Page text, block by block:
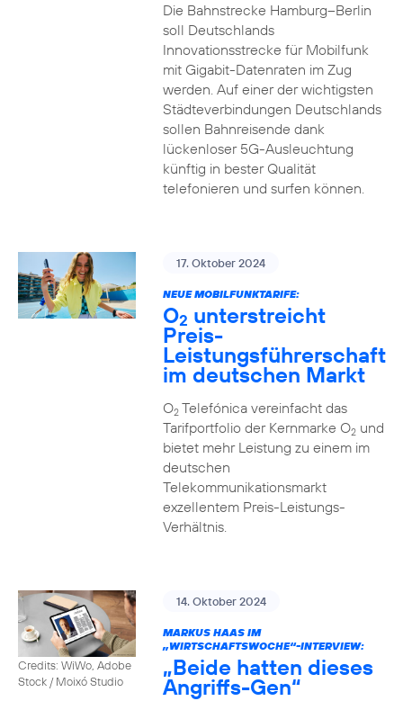
Die Bahnstrecke Hamburg–Berlin
soll Deutschlands
Innovationsstrecke für Mobilfunk
mit Gigabit-Datenraten im Zug
werden. Auf einer der wichtigsten
Städteverbindungen Deutschlands
sollen Bahnreisende dank
lückenloser 5G-Ausleuchtung
künftig in bester Qualität
telefonieren und surfen können.
17. Oktober 2024
NEUE MOBILFUNKTARIFE:
O2 unterstreicht
Preis-
Leistungsführerschaft
im deutschen Markt
O2Telefónica vereinfacht das
Tarifportfolio der Kernmarke O2und
bietet mehr Leistung zu einem im
deutschen
Telekommunikationsmarkt
exzellentem Preis-Leistungs-
Verhältnis.
Credits: WiWo, Adobe
Stock / Moixó Studio
14. Oktober 2024
MARKUS HAAS IM
„WIRTSCHAFTSWOCHE“-INTERVIEW:
„Beide hatten dieses
Angriffs-Gen“